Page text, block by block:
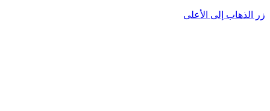
زر الذهاب إلى الأعلى